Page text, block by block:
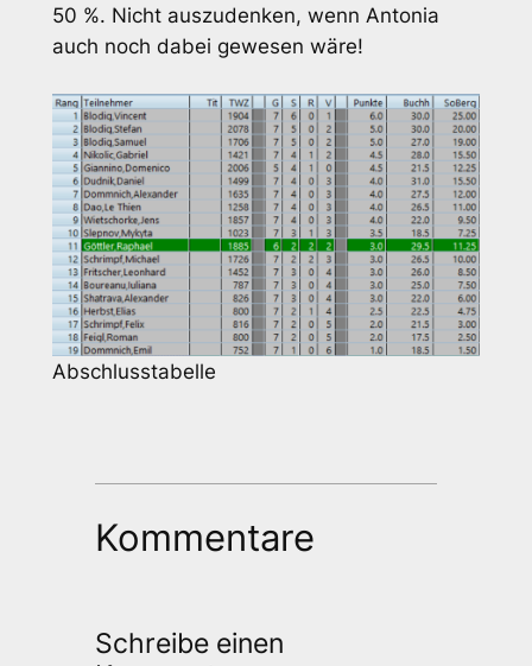
50 %. Nicht auszudenken, wenn Antonia
auch noch dabei gewesen wäre!
Abschlusstabelle
Kommentare
Schreibe einen